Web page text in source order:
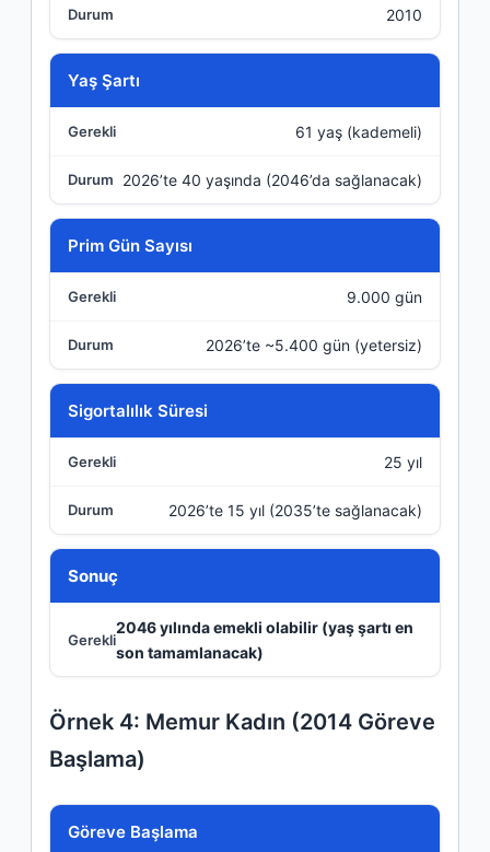
Durum
2010
Yaş Şartı
61 yaş (kademeli)
2026’te 40 yaşında (2046’da sağlanacak)
Prim Gün Sayısı
9.000 gün
2026’te ~5.400 gün (yetersiz)
Sigortalılık Süresi
25 yıl
2026’te 15 yıl (2035’te sağlanacak)
Sonuç
2046 yılında emekli olabilir (yaş şartı en
son tamamlanacak)
Örnek 4: Memur Kadın (2014 Göreve
Başlama)
Kriter
Göreve Başlama